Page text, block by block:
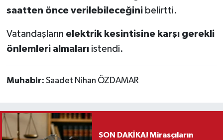
saatten önce verilebileceğinibelirtti.
Vatandaşların elektrik kesintisine karşı gerekli
önlemleri almalarıistendi.
Muhabir: Saadet Nihan ÖZDAMAR
SON DAKİKA! Mirasçıların